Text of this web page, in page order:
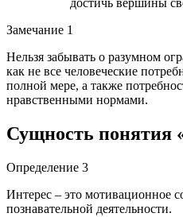
достичь вершины
Замечание 1
Нельзя забывать о разумном
как не все человеческие
полной мере, а также
нравственными нормами.
Сущность понятия
Определение 3
Интерес – это мотивационное
познавательной деятельности.